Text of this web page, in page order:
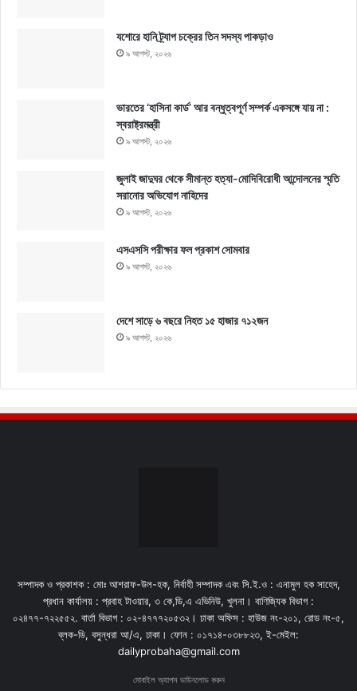
যশোরে হানি ট্র্যাপ চক্রের তিন সদস্য পাকড়াও
৯ আগস্ট, ২০২৬
ভারতের ‘হাসিনা কার্ড’ আর বন্ধুত্বপূর্ণ সম্পর্ক একসঙ্গে যায় না :
স্বরাষ্ট্রমন্ত্রী
৯ আগস্ট, ২০২৬
জুলাই জাদুঘর থেকে সীমান্ত হত্যা-মোদিবিরোধী আন্দোলনের স্মৃতি
সরানোর অভিযোগ নাহিদের
৯ আগস্ট, ২০২৬
এসএসসি পরীক্ষার ফল প্রকাশ সোমবার
৯ আগস্ট, ২০২৬
দেশে সাড়ে ৬ বছরে নিহত ১৫ হাজার ৭১২জন
৯ আগস্ট, ২০২৬
সম্পাদক ও প্রকাশক : মোঃ আশরাফ-উল-হক, নির্বাহী সম্পাদক এবং সি.ই.ও : এনামুল হক সাহেদ,
প্রধান কার্যালয় : প্রবাহ টাওয়ার, ৩ কে,ডি,এ এভিনিউ, খুলনা। বাণিজ্যিক বিভাগ :
০২৪৭৭-৭২২৫৫২. বার্তা বিভাগ : ০২-৪৭৭৭২০৫৩২। ঢাকা অফিস : হাউজ নং-২০১, রোড নং-৫,
ব্লক-ডি, বসুন্ধরা আ/এ, ঢাকা। ফোন : ০১৭১৪-০৩৮৮২৩, ই-মেইল:
dailyprobaha@gmail.com
মোবাইল অ্যাপস ডাউনলোড করুন